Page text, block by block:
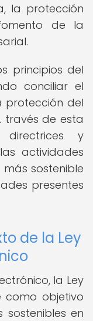
la protección
de la
principios del
conciliar el
protección del
través de esta
directrices y
actividades
sostenible
presentes
de la Ley
la Ley
como objetivo
en